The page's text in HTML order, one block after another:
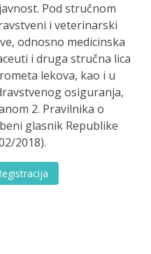
Pod stručnom
i veterinarski
odnosno medicinska
i druga stručna lica
lekova, kao i u
osiguranja,
2. Pravilnika o
glasnik Republike
2018).